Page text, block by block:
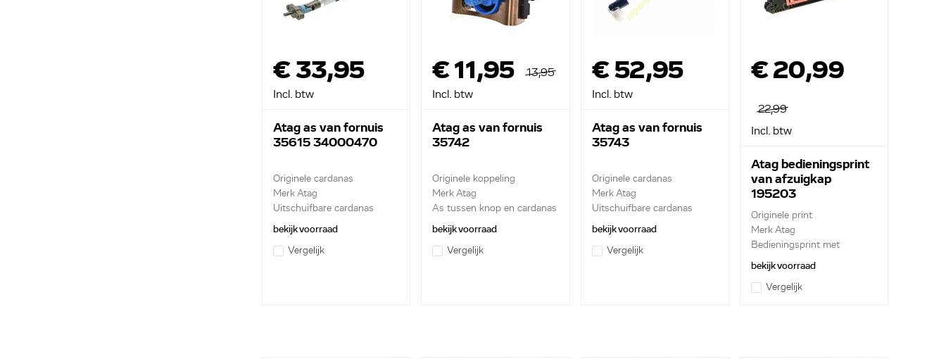
€ 33,95
Incl. btw
Atag as van fornuis
35615 34000470
Originele cardanas
Merk Atag
Uitschuifbare cardanas
bekijk voorraad
Vergelijk
€ 11,95
13,95
Incl. btw
Atag as van fornuis
35742
Originele koppeling
Merk Atag
As tussen knop en cardanas
bekijk voorraad
Vergelijk
€ 52,95
Incl. btw
Atag as van fornuis
35743
Originele cardanas
Merk Atag
Uitschuifbare cardanas
bekijk voorraad
Vergelijk
€ 20,99
22,99
Incl. btw
Atag bedieningsprint
van afzuigkap
195203
Originele print
Merk Atag
Bedieningsprint met
behuizing en...
bekijk voorraad
Vergelijk